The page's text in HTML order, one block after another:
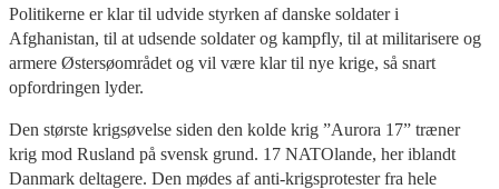
Politikerne er klar til udvide styrken af danske soldater i
Afghanistan, til at udsende soldater og kampfly, til at militarisere og
armere Østersøområdet og vil være klar til nye krige, så snart
opfordringen lyder.
Den største krigsøvelse siden den kolde krig ”Aurora 17” træner
krig mod Rusland på svensk grund. 17 NATOlande, her iblandt
Danmark deltagere. Den mødes af anti-krigsprotester fra hele